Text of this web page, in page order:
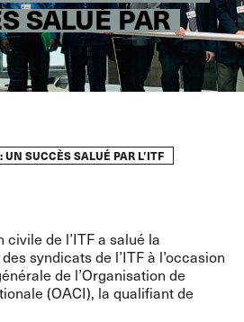
SALUÉ PAR
SUCCÈS SALUÉ PAR L’ITF
civile de l’ITF a salué la
syndicats de l’ITF à l’occasion
de l’Organisation de
(OACI), la qualifiant de